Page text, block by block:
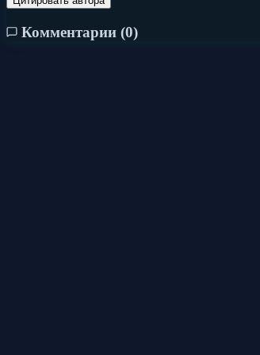
Комментарии (0)